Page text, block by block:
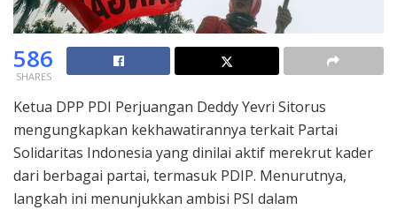
586
SHARES
Ketua DPP PDI Perjuangan Deddy Yevri Sitorus
mengungkapkan kekhawatirannya terkait Partai
Solidaritas Indonesia yang dinilai aktif merekrut kader
dari berbagai partai, termasuk PDIP. Menurutnya,
langkah ini menunjukkan ambisi PSI dalam